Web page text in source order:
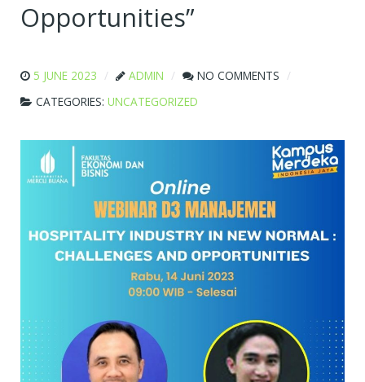
Opportunities”
5 JUNE 2023 ADMIN
NO COMMENTS
CATEGORIES: UNCATEGORIZED